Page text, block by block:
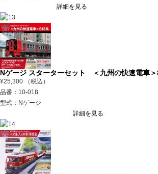
詳細を見る
Nゲージ スターターセット ＜九州の快速電車
¥25,300 （税込）
品番：10-018
型式：Nゲージ
詳細を見る